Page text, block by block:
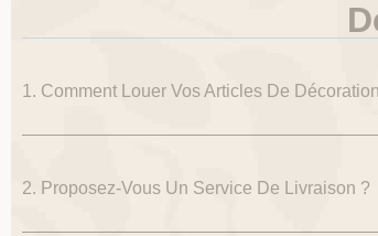
1. Comment Louer Vos Articles De
2. Proposez-Vous Un Service De Livraison ?